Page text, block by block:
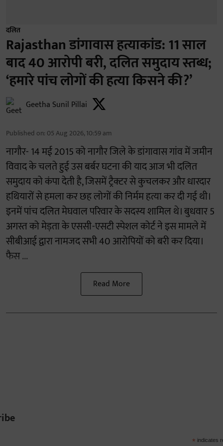
दलित
Rajasthan डांगावास हत्याकांड: 11 साल
बाद 40 आरोपी बरी, दलित समुदाय स्तब्ध;
‘हमारे पांच लोगों की हत्या किसने की?’
Geetha Sunil Pillai
Published on: 05 Aug 2026, 10:59 am
नागौर- 14 मई 2015 को नागौर जिले के डांगावास गांव में जमीन
विवाद के चलते हुई उस बर्बर घटना की याद आज भी दलित
समुदाय को कंपा देती है, जिसमें ट्रैक्टर से कुचलकर और धारदार
हथियारों से हमला कर छह लोगों की निर्मम हत्या कर दी गई थी।
इनमें पांच दलित मेघवाल परिवार के सदस्य शामिल थे। बुधवार 5
अगस्त को मेड़ता के एससी-एसटी स्पेशल कोर्ट ने इस मामले में
सीबीआई द्वारा नामजद सभी 40 आरोपियों को बरी कर दिया।
फैस ...
Read More
* indicates